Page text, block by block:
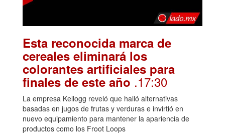
Esta reconocida marca de
cereales eliminará los
colorantes artificiales para
finales de este año .17:30
La empresa Kellogg reveló que halló alternativas
basadas en jugos de frutas y verduras e invirtió en
nuevo equipamiento para mantener la apariencia de
productos como los Froot Loops